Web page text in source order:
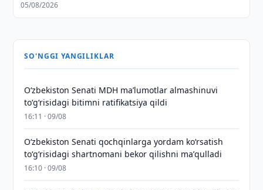
05/08/2026
SO'NGGI YANGILIKLAR
Oʻzbekiston Senati MDH maʼlumotlar almashinuvi
toʻgʻrisidagi bitimni ratifikatsiya qildi
16:11 · 09/08
Oʻzbekiston Senati qochqinlarga yordam koʻrsatish
toʻgʻrisidagi shartnomani bekor qilishni maʼqulladi
16:10 · 09/08